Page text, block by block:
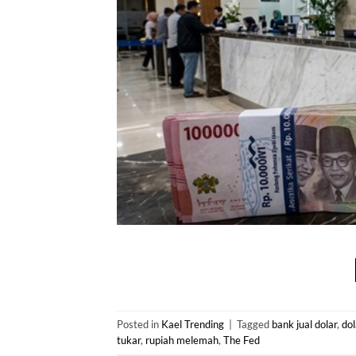
Posted in Kael Trending Tagged bank jual dolar,
tukar, rupiah melemah,The Fed